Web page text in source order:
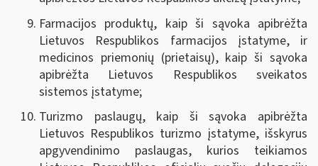
Farmacijos produktų, kaip ši sąvoka apibrėžta
Lietuvos Respublikos farmacijos įstatyme, ir
medicinos priemonių (prietaisų), kaip ši sąvoka
apibrėžta Lietuvos Respublikos sveikatos
sistemos įstatyme;
Turizmo paslaugų, kaip ši sąvoka apibrėžta
Lietuvos Respublikos turizmo įstatyme, išskyrus
apgyvendinimo paslaugas, kurios teikiamos